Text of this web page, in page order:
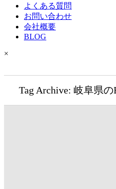
よくある質問
お問い合わせ
会社概要
BLOG
×
Tag Archive: 岐阜県